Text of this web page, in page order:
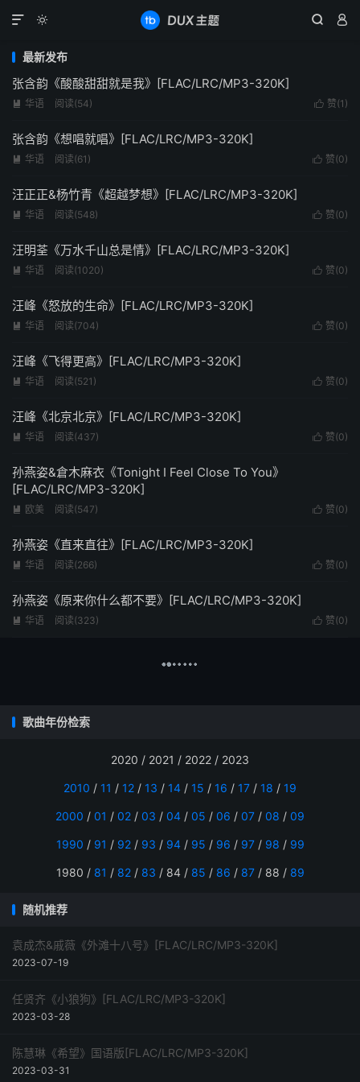
  

最新发布
张含韵《酸酸甜甜就是我》[FLAC/LRC/MP3-320K]
 赞(1 )
 华语 阅读(54)
张含韵《想唱就唱》[FLAC/LRC/MP3-320K]
 赞(0)
 华语 阅读(61 )
汪正正&杨竹青《超越梦想》[FLAC/LRC/MP3-320K]
 赞(0)
 华语 阅读(548)
汪明荃《万水千山总是情》[FLAC/LRC/MP3-320K]
 赞(0)
 华语 阅读(1020)
汪峰《怒放的生命》[FLAC/LRC/MP3-320K]
 赞(0)
 华语 阅读(704)
汪峰《飞得更高》[FLAC/LRC/MP3-320K]
 赞(0)
 华语 阅读(521 )
汪峰《北京北京》[FLAC/LRC/MP3-320K]
 赞(0)
 华语 阅读(437)
孙燕姿&倉木麻衣《Tonight I Feel Close To You》
[FLAC/LRC/MP3-320K]
 赞(0)
 欧美 阅读(547)
孙燕姿《直来直往》[FLAC/LRC/MP3-320K]
 赞(0)
 华语 阅读(266)
孙燕姿《原来你什么都不要》[FLAC/LRC/MP3-320K]
 赞(0)
 华语 阅读(323)
歌曲年份检索
2020 / 2021 / 2022 / 2023
2010 / 11 / 12 / 13 / 14 / 15 / 16 / 17 / 18 / 19
2000 / 01 / 02 / 03 / 04 / 05 / 06 / 07 / 08 / 09
1990 / 91 / 92/ 93 / 94/ 95 / 96 / 97/ 98 / 99
1980 / 81 / 82/ 83 / 84 / 85 / 86 / 87/ 88 / 89
随机推荐
袁成杰&戚薇《外滩十八号》[FLAC/LRC/MP3-320K]
2023-07-19
任贤齐《小狼狗》[FLAC/LRC/MP3-320K]
2023-03-28
陈慧琳《希望》国语版[FLAC/LRC/MP3-320K]
2023-03-31